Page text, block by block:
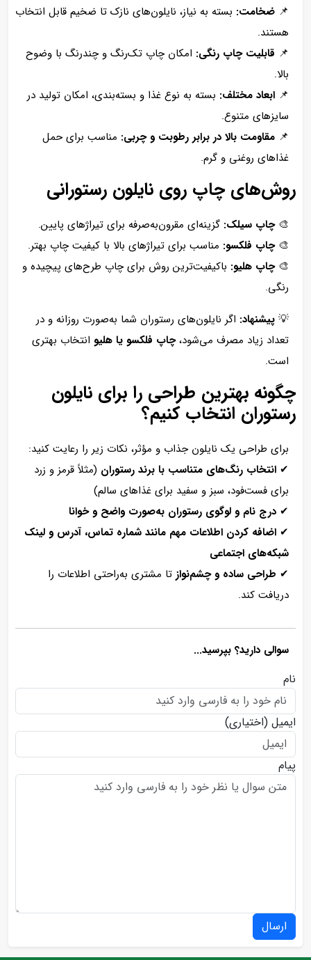
📌 ضخامت: بسته به نیاز، نایلون‌های نازک تا ضخیم قابل انتخاب
هستند.
📌 قابلیت چاپ رنگی: امکان چاپ تک‌رنگ و چندرنگ با وضوح
بالا.
📌 ابعاد مختلف: بسته به نوع غذا و بسته‌بندی، امکان تولید در
سایزهای متنوع.
📌 مقاومت بالا در برابر رطوبت و چربی: مناسب برای حمل
غذاهای روغنی و گرم.
روش‌های چاپ روی نایلون رستورانی
🎨چاپ سیلک: گزینه‌ای مقرون‌به‌صرفه برای تیراژهای پایین.
🎨چاپ فلکسو: مناسب برای تیراژهای بالا با کیفیت چاپ بهتر.
🎨چاپ هلیو: باکیفیت‌ترین روش برای چاپ طرح‌های پیچیده و
رنگی.
💡 پیشنهاد: اگر نایلون‌های رستوران شما به‌صورت روزانه و در
تعداد زیاد مصرف می‌شود،چاپ فلکسو یا هلیو انتخاب بهتری
است.
چگونه بهترین طراحی را برای نایلون
رستوران انتخاب کنیم؟
برای طراحی یک نایلون جذاب و مؤثر، نکات زیر را رعایت کنید:
✔ انتخاب رنگ‌های متناسب با برند رستوران (مثلاً قرمز و زرد
برای فست‌فود، سبز و سفید برای غذاهای سالم)
✔ درج نام و لوگوی رستوران به‌صورت واضح و خوانا
✔ اضافه کردن اطلاعات مهم مانند شماره تماس، آدرس و لینک
شبکه‌های اجتماعی
✔ طراحی ساده و چشم‌نواز تا مشتری به‌راحتی اطلاعات را
دریافت کند.
سوالی دارید؟ بپرسید...
نام
ایمیل (اختیاری)
پیام
ارسال